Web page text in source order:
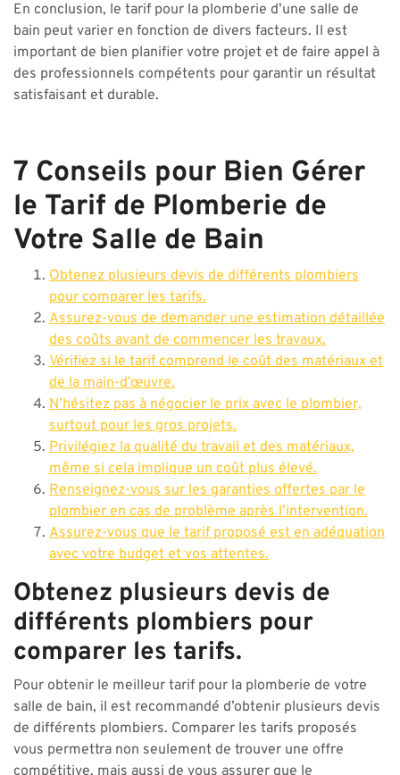
En conclusion, le tarif pour la plomberie d’une salle de
bain peut varier en fonction de divers facteurs. Il est
important de bien planifier votre projet et de faire appel à
des professionnels compétents pour garantir un résultat
satisfaisant et durable.
7 Conseils pour Bien Gérer
le Tarif de Plomberie de
Votre Salle de Bain
Obtenez plusieurs devis de différents plombiers
pour comparer les tarifs.
Assurez-vous de demander une estimation détaillée
des coûts avant de commencer les travaux.
Vérifiez si le tarif comprend le coût des matériaux et
de la main-d’œuvre.
N’hésitez pas à négocier le prix avec le plombier,
surtout pour les gros projets.
Privilégiez la qualité du travail et des matériaux,
même si cela implique un coût plus élevé.
Renseignez-vous sur les garanties offertes par le
plombier en cas de problème après l’intervention.
Assurez-vous que le tarif proposé est en adéquation
avec votre budget et vos attentes.
Obtenez plusieurs devis de
différents plombiers pour
comparer les tarifs.
Pour obtenir le meilleur tarif pour la plomberie de votre
salle de bain, il est recommandé d’obtenir plusieurs devis
de différents plombiers. Comparer les tarifs proposés
vous permettra non seulement de trouver une offre
compétitive, mais aussi de vous assurer que le